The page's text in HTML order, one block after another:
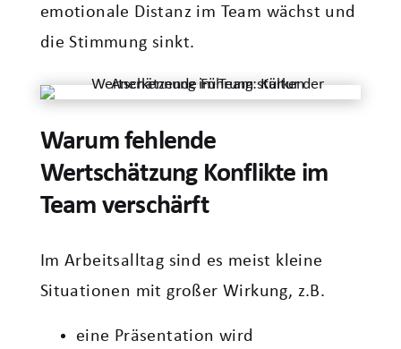
emotionale Distanz im Team wächst und
die Stimmung sinkt.
Warum fehlende
Wertschätzung Konflikte im
Team verschärft
Im Arbeitsalltag sind es meist kleine
Situationen mit großer Wirkung, z.B.
eine Präsentation wird